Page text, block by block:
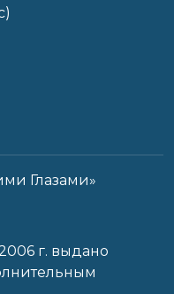
Глазами»
г. выдано